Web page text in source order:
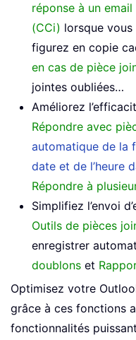
réponse à un
(CCi) lorsque
figurez en copie
en cas de pièce
jointes oubliées…
Améliorez
Répondre avec
automatique de la
date et de l’heure
Répondre à
Simplifiez l’envoi
Outils de pièces
enregistrer
doublons et
Optimisez votre
grâce à ces fonctions
fonctionnalités